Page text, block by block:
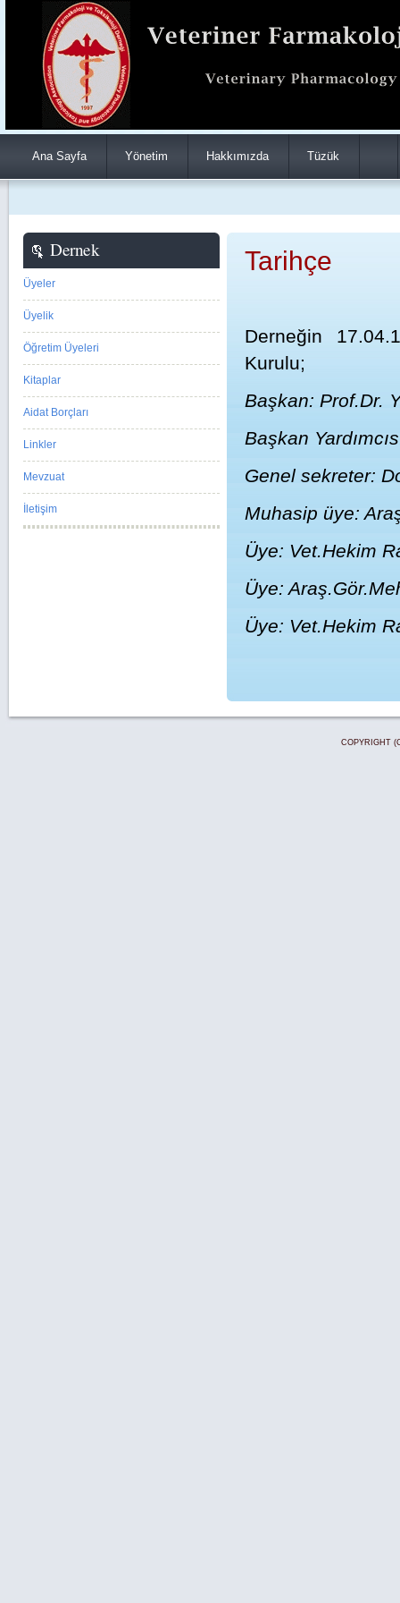
Ana Sayfa Yönetim Hakkımızda Tüzük
Tarihçe
Derneğin
Kurulu;
Başkan: Prof.Dr.
Başkan
Genel sekreter:
Muhasip üye:
Üye: Vet.Hekim
Üye:
Üye: Vet.Hekim
Dernek
Üyeler
Üyelik
Öğretim Üyeleri
Kitaplar
Aidat Borçları
Linkler
Mevzuat
İletişim
COPYRIGHT